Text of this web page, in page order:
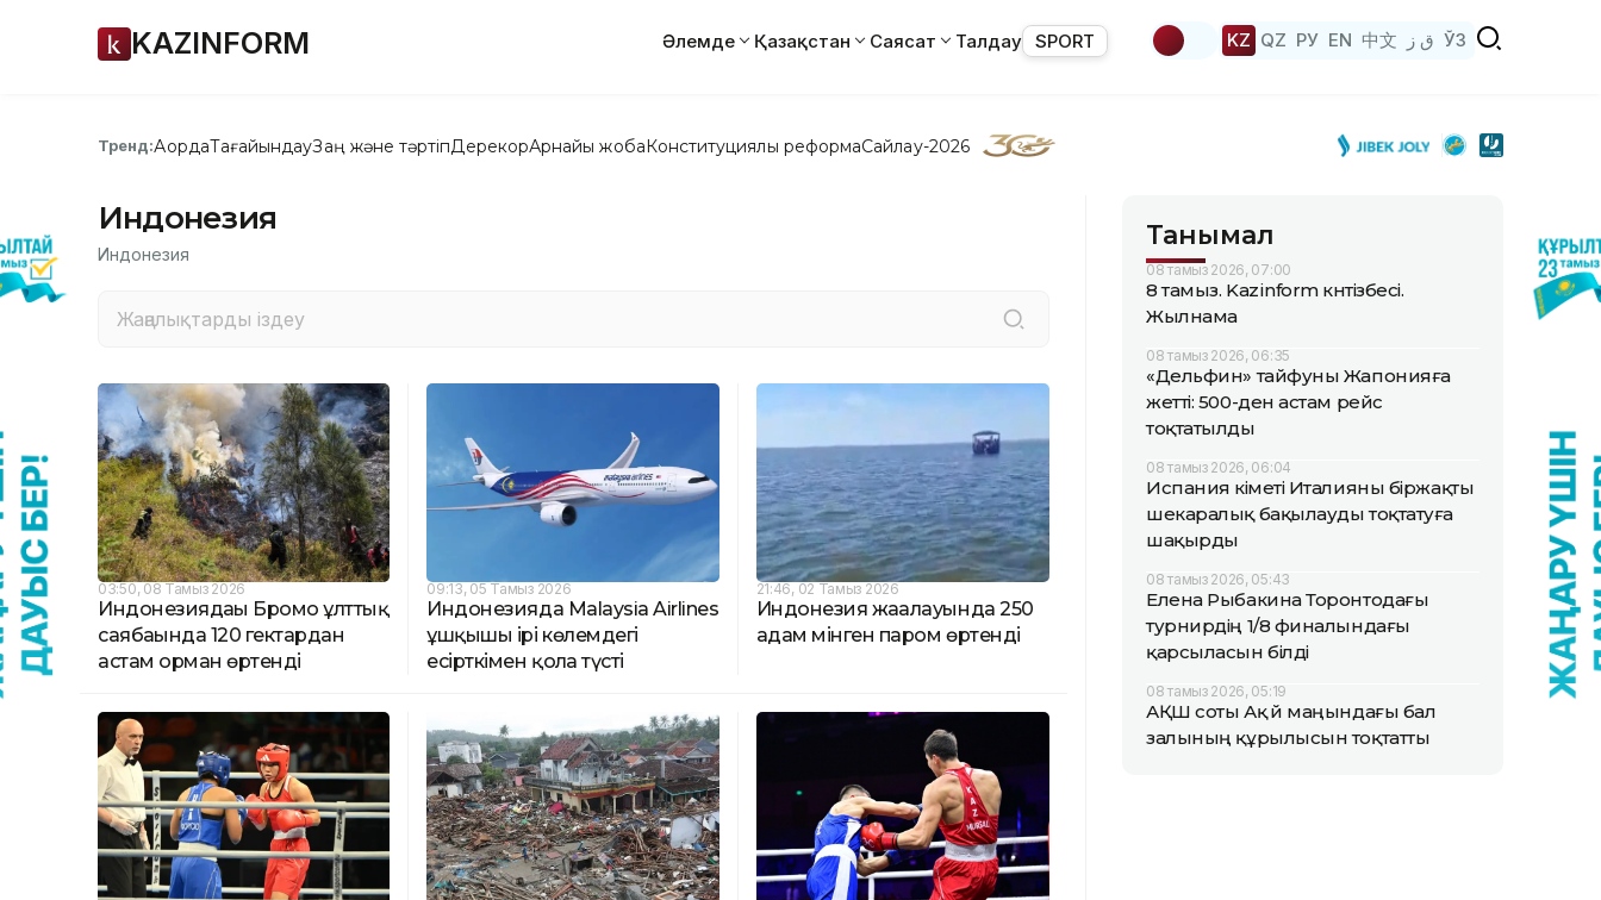
KAZINFORM Әлемде Қазақстан Саясат Талдау SPORT KZ QZ РУ EN 中文 ق ز ЎЗ
Тренд:АқордаТағайындауЗаң және тәртіпДерекқорАрнайы жобаКонституциялық реформаСайлау-2026
Индонезия
Индонезия
03:50, 08 Тамыз 2026
Индонезиядағы Бромо ұлттық
саябағында 120 гектардан
астам орман өртенді
09:13, 05 Тамыз 2026
Индонезияда Malaysia Airlines
ұшқышы ірі көлемдегі
есірткімен қолға түсті
21:46, 02 Тамыз 2026
Индонезия жағалауында 250
адам мінген паром өртенді
Танымал
08 тамыз 2026, 07:00
8 тамыз. Kazinform күнтізбесі.
Жылнама
08 тамыз 2026, 06:35
«Дельфин» тайфуны Жапонияға
жетті: 500-ден астам рейс
тоқтатылды
08 тамыз 2026, 06:04
Испания үкіметі Италияны біржақты
шекаралық бақылауды тоқтатуға
шақырды
08 тамыз 2026, 05:43
Елена Рыбакина Торонтодағы
турнирдің 1/8 финалындағы
қарсыласын білді
08 тамыз 2026, 05:19
АҚШ соты Ақ үй маңындағы бал
залының құрылысын тоқтатты